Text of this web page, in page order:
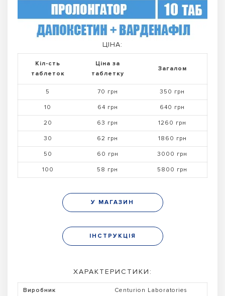
ЦІНА:
Кіл-сть
таблеток
Ціна за
таблетку
Загалом
5 70 грн 350 грн
10 64 грн 640 грн
20 63 грн 1260 грн
30 62 грн 1860 грн
50 60 грн 3000 грн
100 58 грн 5800 грн
У МАГАЗИН
ІНСТРУКЦІЯ
ХАРАКТЕРИСТИКИ:
Виробник Centurion Laboratories